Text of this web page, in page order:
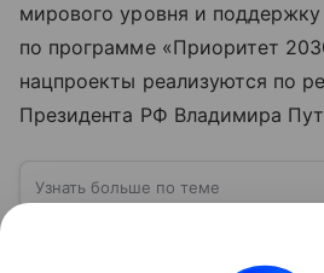
мирового уровня и поддержку
по программе «Приоритет
нацпроекты реализуются по
Президента РФ Владимира
Узнать больше по теме